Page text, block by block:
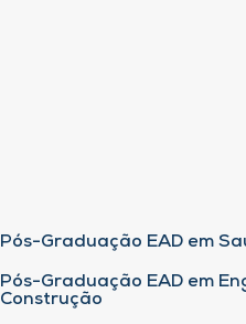
Pós-Graduação EAD em
Pós-Graduação EAD em
Construção